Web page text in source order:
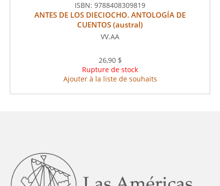
ISBN: 9788408309819
ANTES DE LOS DIECIOCHO. ANTOLOGÍA DE
CUENTOS (austral)
VV.AA
26,90 $
Rupture de stock
Ajouter à la liste de souhaits